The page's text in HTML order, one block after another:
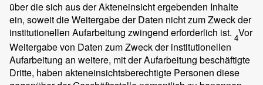
über die sich aus der Akteneinsicht ergebenden Inhalte
ein, soweit die Weitergabe der Daten nicht zum Zweck der
institutionellen Aufarbeitung zwingend erforderlich ist. 4Vor
Weitergabe von Daten zum Zweck der institutionellen
Aufarbeitung an weitere, mit der Aufarbeitung beschäftigte
Dritte, haben akteneinsichtsberechtigte Personen diese